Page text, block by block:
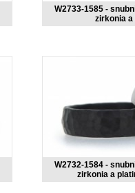
W2733-1585 -
zirkonia a
W2732-1584 -
zirkonia a